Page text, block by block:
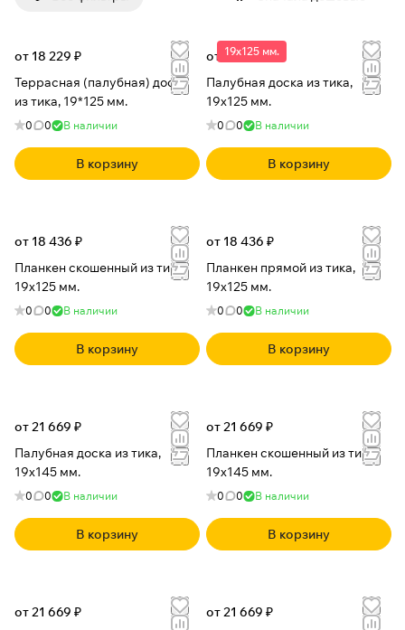
от 18 229 ₽
Террасная (палубная) доска
из тика, 19*125 мм.
0 0 В наличии
В корзину
19x125 мм.
от 18 436 ₽
Палубная доска из тика,
19x125 мм.
0 0 В наличии
В корзину
от 18 436 ₽
Планкен скошенный из тика,
19x125 мм.
0 0 В наличии
В корзину
от 18 436 ₽
Планкен прямой из тика,
19x125 мм.
0 0 В наличии
В корзину
от 21 669 ₽
Палубная доска из тика,
19x145 мм.
0 0 В наличии
В корзину
от 21 669 ₽
Планкен скошенный из тика,
19x145 мм.
0 0 В наличии
В корзину
от 21 669 ₽
от 21 669 ₽